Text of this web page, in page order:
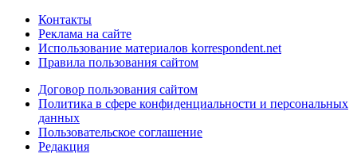
Контакты
Реклама на сайте
Использование материалов korrespondent.net
Правила пользования сайтом
Договор пользования сайтом
Политика в сфере конфиденциальности и персональных
данных
Пользовательское соглашение
Редакция